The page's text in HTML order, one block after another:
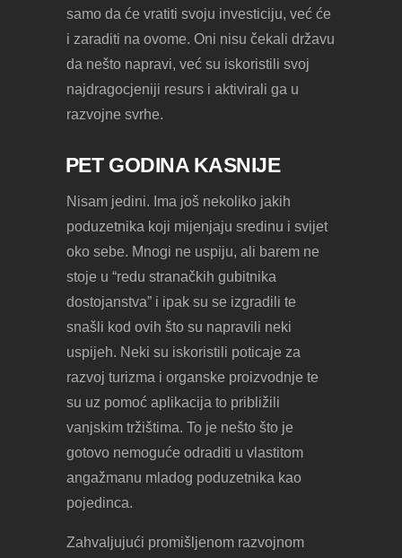
samo da će vratiti svoju investiciju, već će
i zaraditi na ovome. Oni nisu čekali državu
da nešto napravi, već su iskoristili svoj
najdragocjeniji resurs i aktivirali ga u
razvojne svrhe.
PET GODINA KASNIJE
Nisam jedini. Ima još nekoliko jakih
poduzetnika koji mijenjaju sredinu i svijet
oko sebe. Mnogi ne uspiju, ali barem ne
stoje u “redu stranačkih gubitnika
dostojanstva” i ipak su se izgradili te
snašli kod ovih što su napravili neki
uspijeh. Neki su iskoristili poticaje za
razvoj turizma i organske proizvodnje te
su uz pomoć aplikacija to približili
vanjskim tržištima. To je nešto što je
gotovo nemoguće odraditi u vlastitom
angažmanu mladog poduzetnika kao
pojedinca.
Zahvaljujući promišljenom razvojnom